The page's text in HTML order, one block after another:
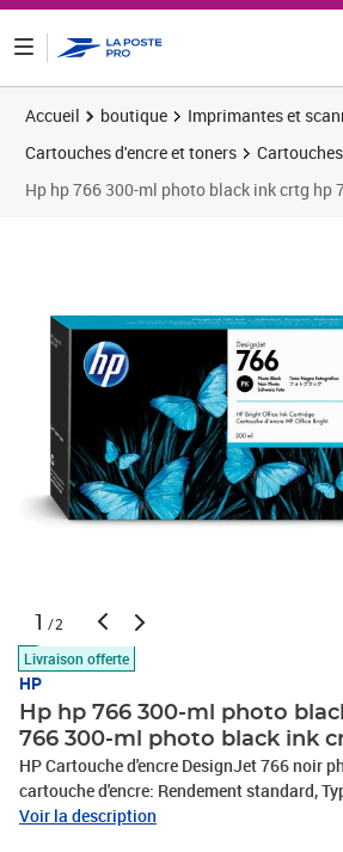
Accueil boutique
Imprimantes et
Cartouches d'encre et toners
Hp hp 766 300-ml photo black ink crtg hp
1 /2
Livraison offerte
HP
Hp hp 766 300-ml photo
766 300-ml photo black ink
HP Cartouche d'encre DesignJet 766 noir
cartouche d'encre: Rendement standard,
Encre à colorant, Type d’encre noire: Encre
Voir la description